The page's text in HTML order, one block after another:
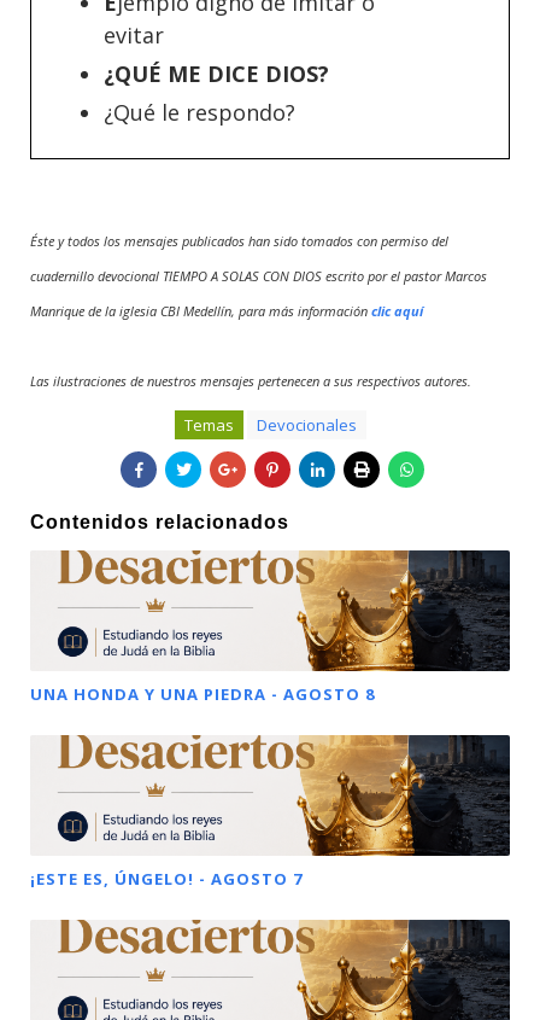
evitar
¿QUÉ ME DICE DIOS?
¿Qué le respondo?
Éste y todos los mensajes publicados han sido tomados con permiso del
cuadernillo devocional TIEMPO A SOLAS CON DIOS escrito por el pastor Marcos
Manrique de la iglesia CBI Medellín, para más información clic aquí
Las ilustraciones de nuestros mensajes pertenecen a sus respectivos autores.
Temas Devocionales
Contenidos relacionados
UNA HONDA Y UNA PIEDRA - AGOSTO 8
¡ESTE ES, ÚNGELO! - AGOSTO 7